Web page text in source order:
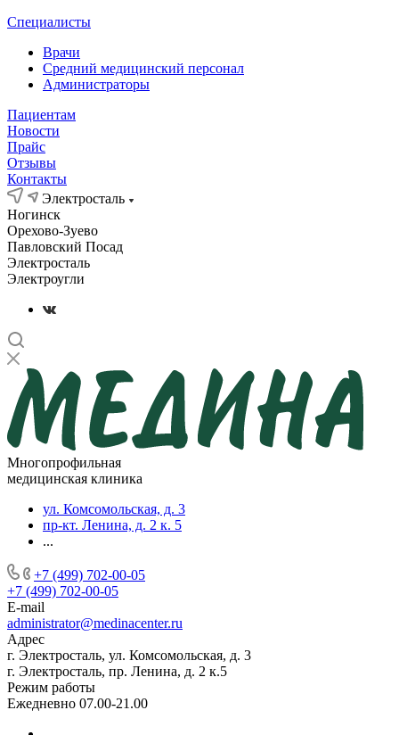
Специалисты
Врачи
Средний медицинский персонал
Администраторы
Пациентам
Новости
Прайс
Отзывы
Контакты
Электросталь
Ногинск
Орехово-Зуево
Павловский Посад
Электросталь
Электроугли
Многопрофильная
медицинская клиника
ул. Комсомольская, д. 3
пр-кт. Ленина, д. 2 к. 5
...
+7 (499) 702-00-05
+7 (499) 702-00-05
E-mail
administrator@medinacenter.ru
Адрес
г. Электросталь, ул. Комсомольская, д. 3
г. Электросталь, пр. Ленина, д. 2 к.5
Режим работы
Ежедневно 07.00-21.00